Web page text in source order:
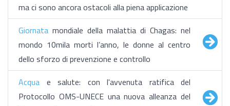
ma ci sono ancora ostacoli alla piena applicazione
Giornata mondiale della malattia di Chagas: nel
mondo 10mila morti l’anno, le donne al centro
dello sforzo di prevenzione e controllo
Acqua e salute: con l'avvenuta ratifica del
Protocollo OMS-UNECE una nuova alleanza del